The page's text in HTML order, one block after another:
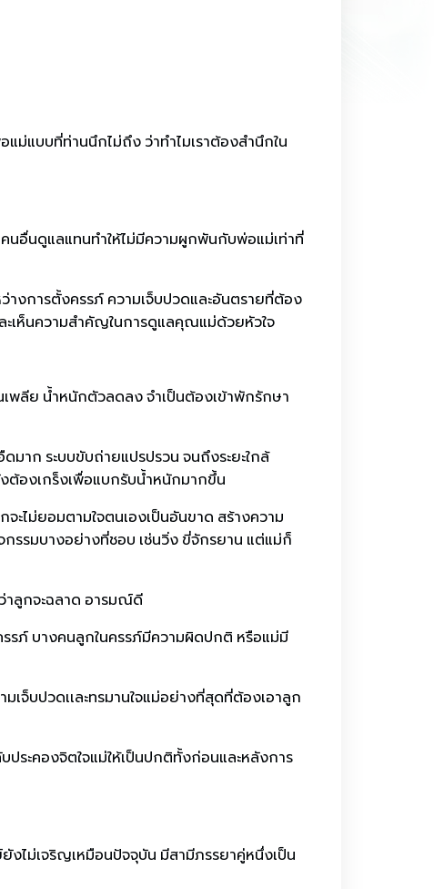
ม่แบบที่ท่านนึกไม่ถึง ว่าทำไมเราต้องสำนึกใน
อื่นดูแลแทนทำให้ไม่มีความผูกพันกับพ่อแม่เท่าที่
างการตั้งครรภ์ ความเจ็บปวดและอันตรายที่ต้อง
ะเห็นความสำคัญในการดูแลคุณแม่ด้วยหัวใจ
พลีย น้ำหนักตัวลดลง จำเป็นต้องเข้าพักรักษา
าก ระบบขับถ่ายแปรปรวน จนถึงระยะใกล้
ต้องเกร็งเพื่อแบกรับน้ำหนักมากขึ้น
ะไม่ยอมตามใจตนเองเป็นอันขาด สร้างความ
รรมบางอย่างที่ชอบ เช่นวิ่ง ขี่จักรยาน แต่แม่ก็
าลูกจะฉลาด อารมณ์ดี
รภ์ บางคนลูกในครรภ์มีความผิดปกติ หรือแม่มี
จ็บปวดเเละทรมานใจแม่อย่างที่สุดที่ต้องเอาลูก
ระคองจิตใจแม่ให้เป็นปกติทั้งก่อนและหลังการ
ไม่เจริญเหมือนปัจจุบัน มีสามีภรรยาคู่หนึ่งเป็น